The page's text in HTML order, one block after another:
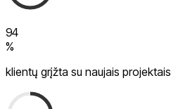
7
9
2
4
5
7
%
klientų grįžta su naujais projektais
0